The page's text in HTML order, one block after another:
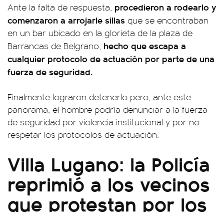
Ante la falta de respuesta, procedieron a rodearlo y
comenzaron a arrojarle sillas que se encontraban
en un bar ubicado en la glorieta de la plaza de
Barrancas de Belgrano, hecho que escapa a
cualquier protocolo de actuación por parte de una
fuerza de seguridad.
Finalmente lograron detenerlo pero, ante este
panorama, el hombre podría denunciar a la fuerza
de seguridad por violencia institucional y por no
respetar los protocolos de actuación.
Villa Lugano: la Policía
reprimió a los vecinos
que protestan por los